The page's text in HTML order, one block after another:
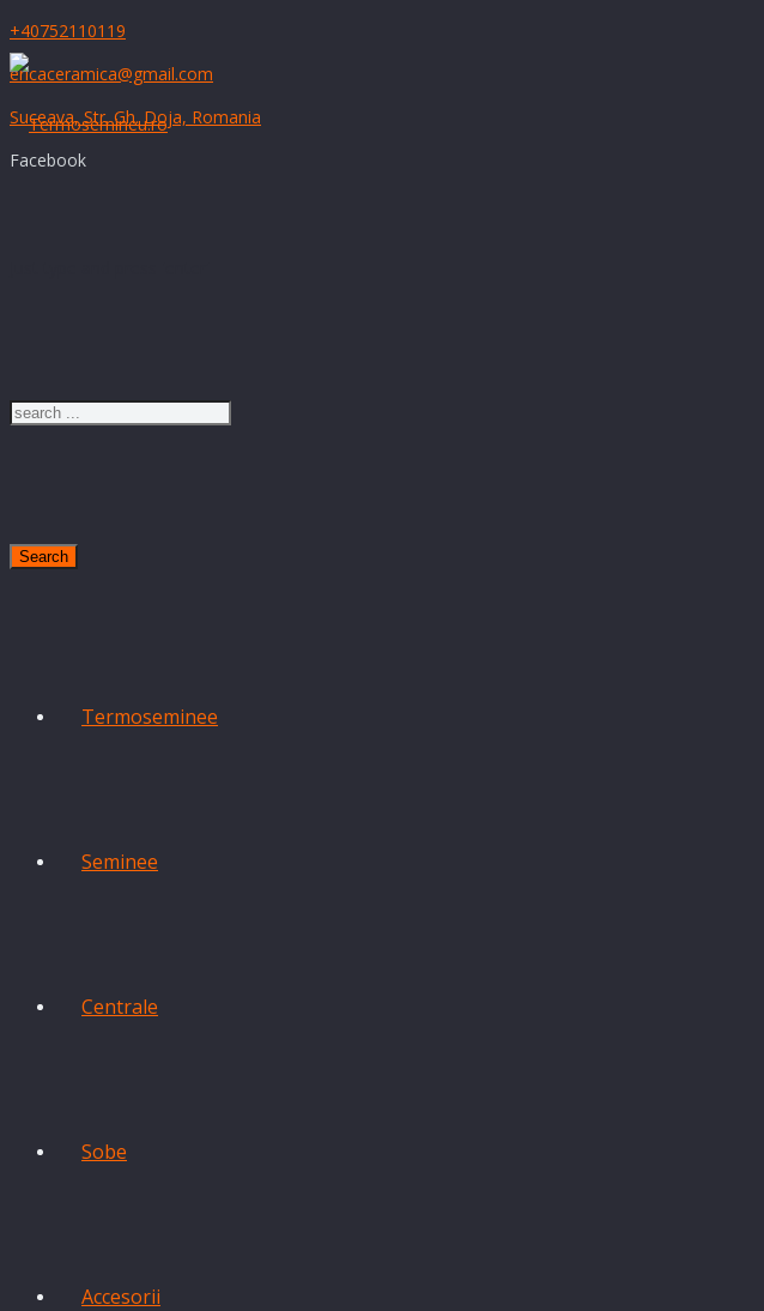
+40752110119
ericaceramica@gmail.com
Suceava, Str. Gh. Doja, Romania
Facebook
Search
Termoseminee
Seminee
Centrale
Sobe
Accesorii